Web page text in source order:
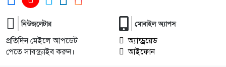
২০২৫ সালের প্রশ্নে ২০২৬ সালের এইচএসসি পরীক্ষা:
তদন্তে ৩ সদস্যের কমিটি
১২
নিউজলেটার
প্রতিদিন মেইলে আপডেট
পেতে সাবস্ক্রাইব করুন।
মোবাইল অ্যাপস
অ্যান্ড্রয়েড
আইফোন